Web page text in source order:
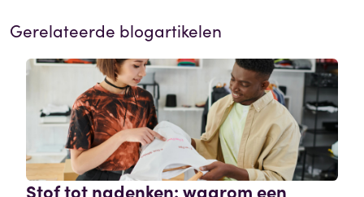
Gerelateerde blogartikelen
Stof tot nadenken: waarom een